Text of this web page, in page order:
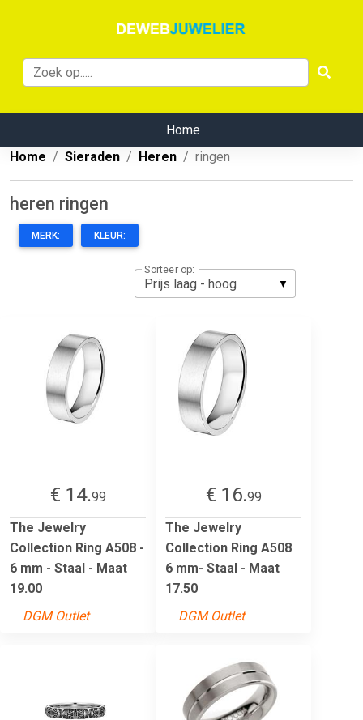
Home
Home
Sieraden Heren ringen
heren ringen
MERK: KLEUR:
Sorteer op:
€ 14.99
The Jewelry
Collection Ring A508 -
6 mm - Staal - Maat
19.00
DGM Outlet
€ 16.99
The Jewelry
Collection Ring A508
6 mm- Staal - Maat
17.50
DGM Outlet